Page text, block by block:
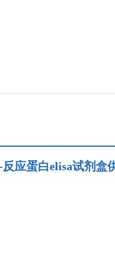
反应蛋白elisa试剂盒